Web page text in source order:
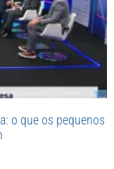
o que os pequenos